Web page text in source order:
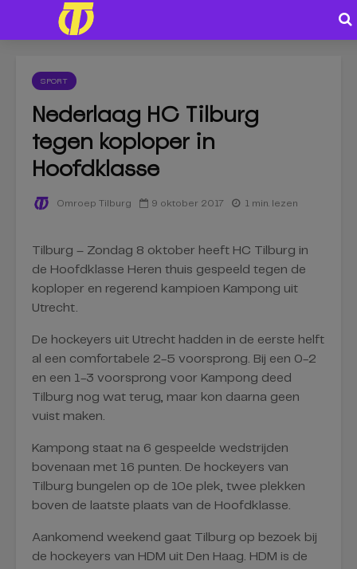
SPORT
Nederlaag HC Tilburg
tegen koploper in
Hoofdklasse
Omroep Tilburg 9 oktober 2017 1 min. lezen
Tilburg – Zondag 8 oktober heeft HC Tilburg in
de Hoofdklasse Heren thuis gespeeld tegen de
koploper en regerend kampioen Kampong uit
Utrecht.
De hockeyers uit Utrecht hadden in de eerste helft
al een comfortabele 2-5 voorsprong. Bij een 0-2
en een 1-3 voorsprong voor Kampong deed
Tilburg nog wat terug, maar kon daarna geen
vuist maken.
Kampong staat na 6 gespeelde wedstrijden
bovenaan met 16 punten. De hockeyers van
Tilburg bungelen op de 10e plek, twee plekken
boven de laatste plaats van de Hoofdklasse.
Aankomend weekend gaat Tilburg op bezoek bij
de hockeyers van HDM uit Den Haag. HDM is de